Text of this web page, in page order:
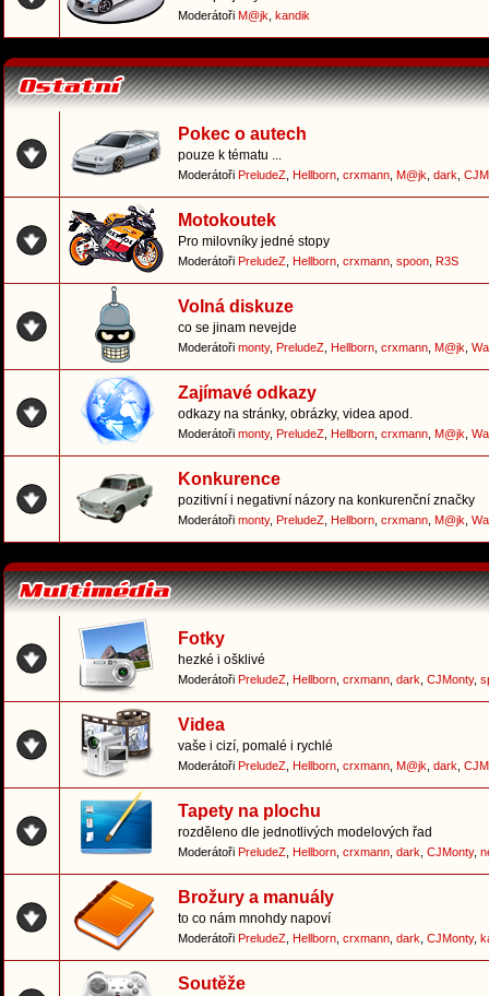
Moderátoři M@jk kandik
Pokec o autech
pouze k tématu ...
Moderátoři PreludeZ Hellborn crxmann M@jk dark
Motokoutek
Pro milovníky jedné stopy
Moderátoři PreludeZ Hellborn crxmann spoon R3S
Volná diskuze
co se jinam nevejde
Moderátoři monty, PreludeZ Hellborn crxmann M@jk
Zajímavé odkazy
odkazy na stránky, obrázky, videa apod.
Moderátoři monty, PreludeZ Hellborn crxmann M@jk
Konkurence
pozitivní i negativní názory na konkurenční značky
Moderátoři monty, PreludeZ Hellborn crxmann M@jk
Fotky
hezké i ošklivé
Moderátoři PreludeZ Hellborn crxmann dark CJMonty,
Videa
vaše i cizí, pomalé i rychlé
Moderátoři PreludeZ Hellborn crxmann M@jk dark
Tapety na plochu
rozděleno dle jednotlivých modelových řad
Moderátoři PreludeZ Hellborn crxmann dark CJMonty,
Brožury a manuály
to co nám mnohdy napoví
Moderátoři PreludeZ Hellborn crxmann dark CJMonty,
Soutěže